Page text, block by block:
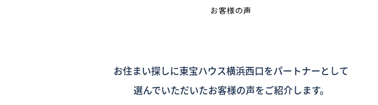
お知らせ
お客様の声
お住まい探しに東宝ハウス横浜西口をパートナーとして
選んでいただいたお客様の声をご紹介します。